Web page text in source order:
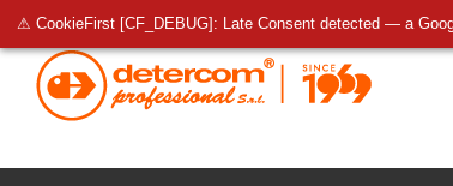
⚠ CookieFirst [CF_DEBUG]: Late Consent detected — a